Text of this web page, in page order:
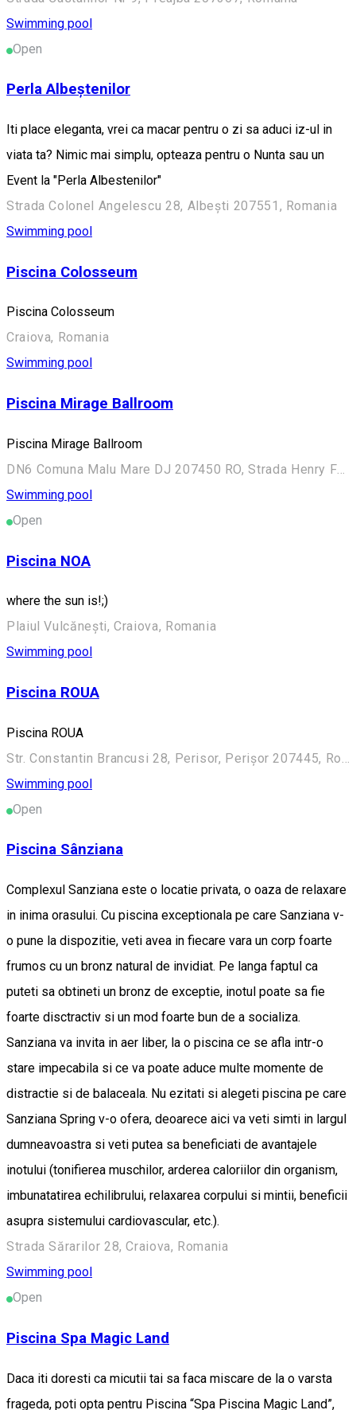
Swimming pool
Open
Perla Albeștenilor
Iti place eleganta, vrei ca macar pentru o zi sa aduci iz-ul in
viata ta? Nimic mai simplu, opteaza pentru o Nunta sau un
Event la "Perla Albestenilor"
Strada Colonel Angelescu 28, Albești 207551, Romania
Swimming pool
Piscina Colosseum
Piscina Colosseum
Craiova, Romania
Swimming pool
Piscina Mirage Ballroom
Piscina Mirage Ballroom
DN6 Comuna Malu Mare DJ 207450 RO, Strada Henry Ford 22, Craiova 207450, Romania
Swimming pool
Open
Piscina NOA
where the sun is!;)
Plaiul Vulcănești, Craiova, Romania
Swimming pool
Piscina ROUA
Piscina ROUA
Swimming pool
Open
Piscina Sânziana
Complexul Sanziana este o locatie privata, o oaza de relaxare
in inima orasului. Cu piscina exceptionala pe care Sanziana v-
o pune la dispozitie, veti avea in fiecare vara un corp foarte
frumos cu un bronz natural de invidiat. Pe langa faptul ca
puteti sa obtineti un bronz de exceptie, inotul poate sa fie
foarte disctractiv si un mod foarte bun de a socializa.
Sanziana va invita in aer liber, la o piscina ce se afla intr-o
stare impecabila si ce va poate aduce multe momente de
distractie si de balaceala. Nu ezitati si alegeti piscina pe care
Sanziana Spring v-o ofera, deoarece aici va veti simti in largul
dumneavoastra si veti putea sa beneficiati de avantajele
inotului (tonifierea muschilor, arderea caloriilor din organism,
imbunatatirea echilibrului, relaxarea corpului si mintii, beneficii
asupra sistemului cardiovascular, etc.).
Strada Sărarilor 28, Craiova, Romania
Swimming pool
Open
Piscina Spa Magic Land
Daca iti doresti ca micutii tai sa faca miscare de la o varsta
frageda, poti opta pentru Piscina “Spa Piscina Magic Land”,